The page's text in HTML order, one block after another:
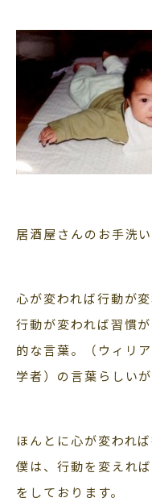
居酒屋さんのお手洗
心が変われば行動が
行動が変われば習慣
的な言葉。（ウィリ
学者）の言葉らしいが
ほんとに心が変われ
僕は、行動を変えれ
をしております。